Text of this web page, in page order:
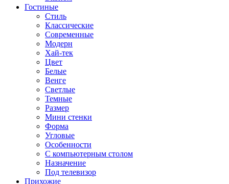
Гостиные
Стиль
Классические
Современные
Модерн
Хай-тек
Цвет
Белые
Венге
Светлые
Темные
Размер
Мини стенки
Форма
Угловые
Особенности
С компьютерным столом
Назначение
Под телевизор
Прихожие